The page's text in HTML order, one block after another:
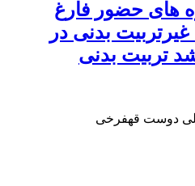
های حضور فارغ
بدنی در
تربیت بدنی
علی دوست قهفرخی